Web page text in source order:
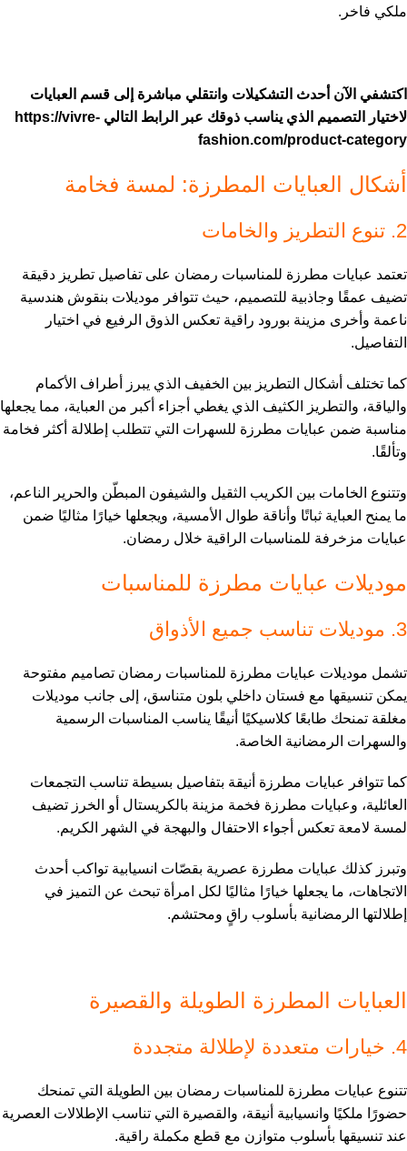
ملكي فاخر.
اكتشفي الآن أحدث التشكيلات وانتقلي مباشرة إلى قسم العبايات
لاختيار التصميم الذي يناسب ذوقك عبر الرابط التالي https://vivre-
fashion.com/product-category
أشكال العبايات المطرزة: لمسة فخامة
2. تنوع التطريز والخامات
تعتمد عبايات مطرزة للمناسبات رمضان على تفاصيل تطريز دقيقة
تضيف عمقًا وجاذبية للتصميم، حيث تتوافر موديلات بنقوش هندسية
ناعمة وأخرى مزينة بورود راقية تعكس الذوق الرفيع في اختيار
التفاصيل.
كما تختلف أشكال التطريز بين الخفيف الذي يبرز أطراف الأكمام
والياقة، والتطريز الكثيف الذي يغطي أجزاء أكبر من العباية، مما يجعلها
مناسبة ضمن عبايات مطرزة للسهرات التي تتطلب إطلالة أكثر فخامة
وتألقًا.
وتتنوع الخامات بين الكريب الثقيل والشيفون المبطّن والحرير الناعم،
ما يمنح العباية ثباتًا وأناقة طوال الأمسية، ويجعلها خيارًا مثاليًا ضمن
عبايات مزخرفة للمناسبات الراقية خلال رمضان.
موديلات عبايات مطرزة للمناسبات
3. موديلات تناسب جميع الأذواق
تشمل موديلات عبايات مطرزة للمناسبات رمضان تصاميم مفتوحة
يمكن تنسيقها مع فستان داخلي بلون متناسق، إلى جانب موديلات
مغلقة تمنحك طابعًا كلاسيكيًا أنيقًا يناسب المناسبات الرسمية
والسهرات الرمضانية الخاصة.
كما تتوافر عبايات مطرزة أنيقة بتفاصيل بسيطة تناسب التجمعات
العائلية، وعبايات مطرزة فخمة مزينة بالكريستال أو الخرز تضيف
لمسة لامعة تعكس أجواء الاحتفال والبهجة في الشهر الكريم.
وتبرز كذلك عبايات مطرزة عصرية بقصّات انسيابية تواكب أحدث
الاتجاهات، ما يجعلها خيارًا مثاليًا لكل امرأة تبحث عن التميز في
إطلالتها الرمضانية بأسلوب راقٍ ومحتشم.
العبايات المطرزة الطويلة والقصيرة
4. خيارات متعددة لإطلالة متجددة
تتنوع عبايات مطرزة للمناسبات رمضان بين الطويلة التي تمنحك
حضورًا ملكيًا وانسيابية أنيقة، والقصيرة التي تناسب الإطلالات العصرية
عند تنسيقها بأسلوب متوازن مع قطع مكملة راقية.